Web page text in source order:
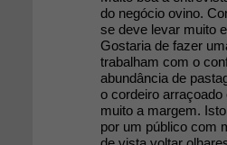
do negócio ovino.
se deve levar muito
Gostaria de fazer
trabalham com o
abundância de
o cordeiro
muito a margem.
por um público com